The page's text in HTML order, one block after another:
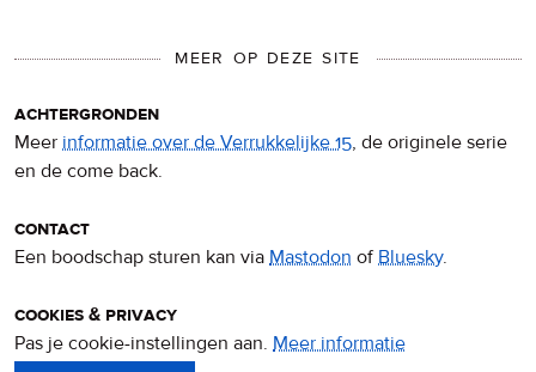
MEER OP DEZE SITE
achtergronden
Meer informatie over de Verrukkelijke 15, de originele serie
en de come back.
contact
Een boodschap sturen kan via Mastodon ofBluesky.
cookies & privacy
Pas je cookie-instellingen aan. Meer informatie